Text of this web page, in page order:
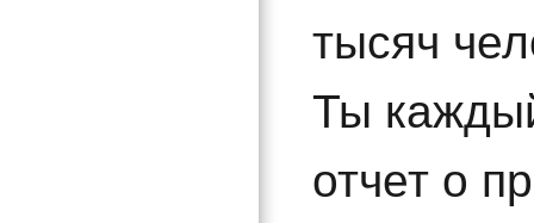
тысяч
Ты
отчет о